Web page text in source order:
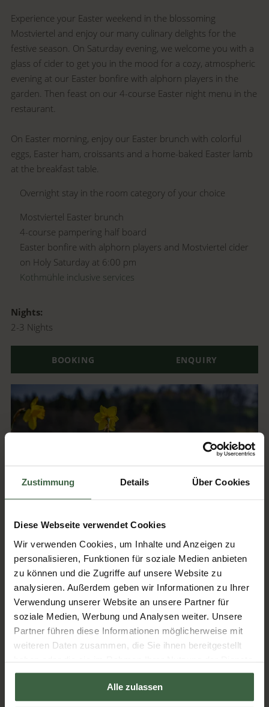
Zustimmung Details Über Cookies
Diese Webseite verwendet Cookies
Wir verwenden Cookies, um Inhalte und Anzeigen zu
personalisieren, Funktionen für soziale Medien anbieten
zu können und die Zugriffe auf unsere Website zu
analysieren. Außerdem geben wir Informationen zu Ihrer
Verwendung unserer Website an unsere Partner für
soziale Medien, Werbung und Analysen weiter. Unsere
Partner führen diese Informationen möglicherweise mit
weiteren Daten zusammen, die Sie ihnen bereitgestellt
haben oder die sie im Rahmen Ihrer Nutzung der Dienste
gesammelt haben.
Alle zulassen
Experience your Easter weekend in the blossoming
Mostviertel and enjoy our many culinary delights for the
festive season. On Saturday evening, we welcome you with a
glass of cider to get you in the mood for a cozy, atmospheric
evening at our Easter bonfire with alphorn players in the
garden. Then feast on our 4-course Easter night menu in the
restaurant.
On Easter morning, enjoy our Easter brunch with colorful
eggs, Easter ham, croissants and a home-baked Easter lamb
at the breakfast table.
Overnight stay in the room category of your choice
Mostviertel Easter brunch
4-course pampering half board
Easter bonfire with alphorn players and Mostviertel cider
on Holy Saturday at 6:00 pm
Kothmühle inclusive services
Nights
2-3 Nights
BOOKING ENQUIRY